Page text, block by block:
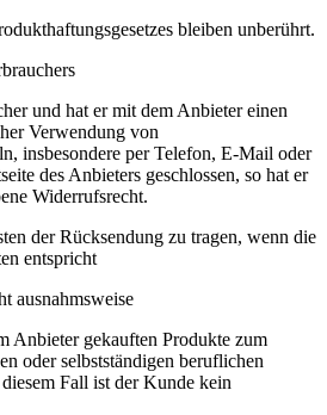
bleiben unberührt.
und hat er mit dem Anbieter einen
Verwendung von
insbesondere per Telefon, E-Mail oder
des Anbieters geschlossen, so hat er
Widerrufsrecht.
der Rücksendung zu tragen, wenn die
entspricht
ausnahmsweise
Anbieter gekauften Produkte zum
oder selbstständigen beruflichen
Fall ist der Kunde kein